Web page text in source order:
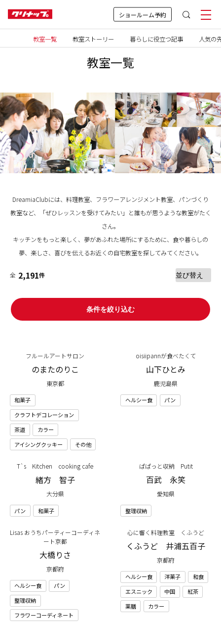
ショールーム予約
教室一覧
DreamiaClubには、料理教室、フラワーアレンジメント教室、パンづくり
教室など、「ぜひレッスンを受けてみたい」と誰もが思うような教室がたく
さん。
キッチンをもっと楽しく、夢があふれた場所にするために、食や暮らしの
夢、楽しさ、喜びを伝えるお近くの自宅教室を探してみてください。
教室一覧 教室ストーリー 暮らしに役立つ記事 人気の
全 2,191件
条件を絞り込む
フルールアートサロン
のまたのりこ
東京都
和菓子
クラフトデコレーション
茶道
カラー
アイシングクッキー
その他
oisiipannが食べたくて
山下ひとみ
鹿児島県
ヘルシー食 パン
T`s Kitchen cooking cafe
緒方 智子
大分県
パン 和菓子
ぱぱっと収納 Putit
百武 永笑
愛知県
整理収納
Lisas おうちパーティーコーディネ
ート京都
大橋りさ
京都府
ヘルシー食
パン
整理収納
フラワーコーディネート
心に響く料理教室 くふうど
くふうど 井浦五百子
京都府
ヘルシー食 洋菓子
和食
エスニック
中国
紅茶
薬膳
カラー